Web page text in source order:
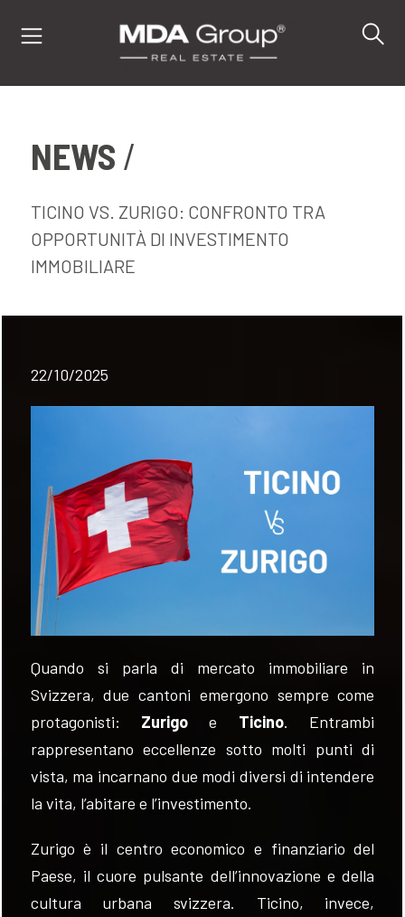
NEWS
TICINO VS. ZURIGO: CONFRONTO TRA
OPPORTUNITÀ DI INVESTIMENTO
IMMOBILIARE
22/10/2025
Quando si parla di mercato immobiliare in
Svizzera, due cantoni emergono sempre come
protagonisti: Zurigo e Ticino. Entrambi
rappresentano eccellenze sotto molti punti di
vista, ma incarnano due modi diversi di intendere
la vita, l’abitare e l’investimento.
Zurigo è il centro economico e finanziario del
Paese, il cuore pulsante dell’innovazione e della
cultura urbana svizzera. Ticino, invece,
IMMOBILI
ACQUISTA
VENDI
NEWS
AZIENDA
CONTATTI
AWARDS